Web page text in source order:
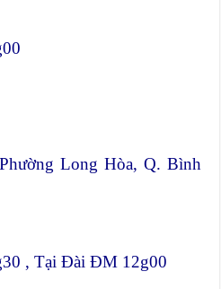
Long Hòa, Q. Bình
, Tại Đài ĐM 12g00